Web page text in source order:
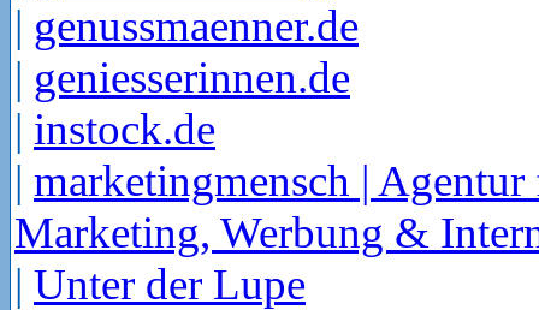
| genussmaenner.de
| geniesserinnen.de
| instock.de
| marketingmensch | Agentur
Marketing, Werbung &
| Unter der Lupe